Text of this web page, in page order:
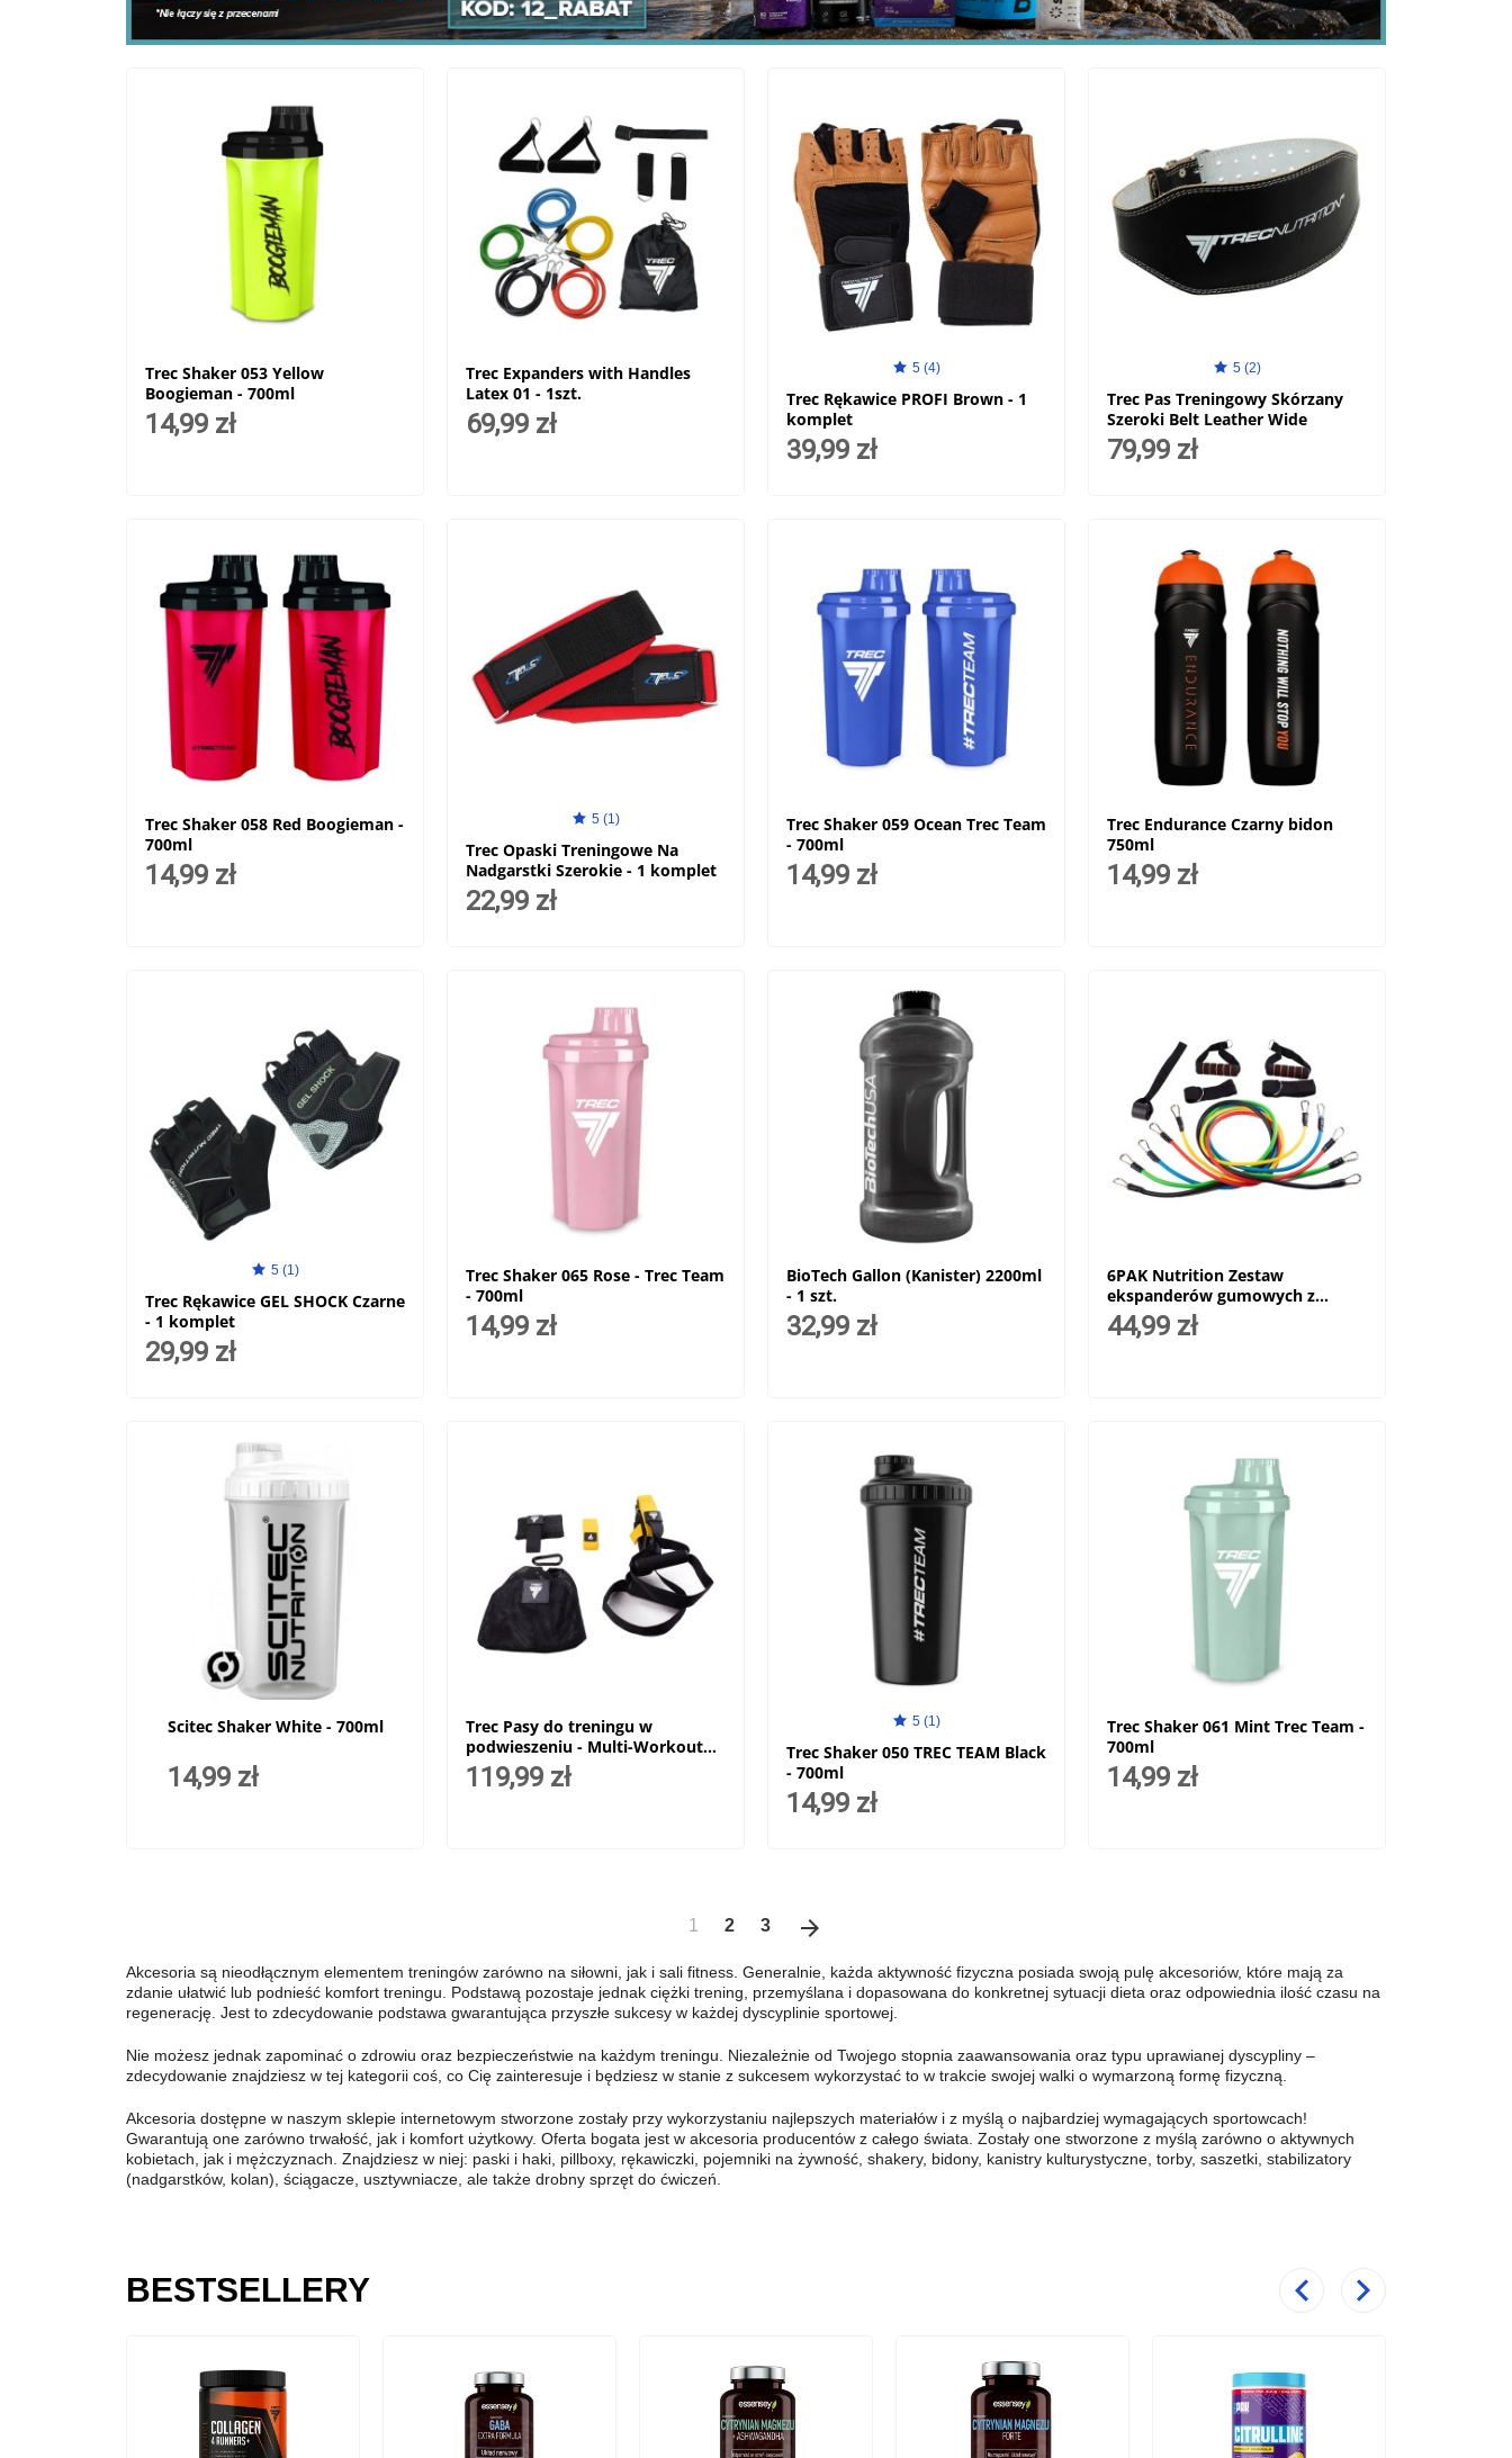
Trec Shaker 053 Yellow
Boogieman - 700ml
14,99 zł
Trec Expanders with Handles
Latex 01 - 1szt.
69,99 zł
5 (4)
Trec Rękawice PROFI Brown - 1
komplet
39,99 zł
5 (2)
Trec Pas Treningowy Skórzany
Szeroki Belt Leather Wide
79,99 zł
Trec Shaker 058 Red Boogieman -
700ml
14,99 zł
5 (1)
Trec Opaski Treningowe Na
Nadgarstki Szerokie - 1 komplet
22,99 zł
Trec Shaker 059 Ocean Trec Team
- 700ml
14,99 zł
Trec Endurance Czarny bidon
750ml
14,99 zł
5 (1)
Trec Rękawice GEL SHOCK Czarne
- 1 komplet
29,99 zł
Trec Shaker 065 Rose - Trec Team
- 700ml
14,99 zł
BioTech Gallon (Kanister) 2200ml
- 1 szt.
32,99 zł
6PAK Nutrition Zestaw
ekspanderów gumowych z
uchwytami TPE 02
44,99 zł
Scitec Shaker White - 700ml
14,99 zł
Trec Pasy do treningu w
podwieszeniu - Multi-Workout
Straps P2 021 - Żółty
119,99 zł
5 (1)
Trec Shaker 050 TREC TEAM Black
- 700ml
14,99 zł
Trec Shaker 061 Mint Trec Team -
700ml
14,99 zł
1 2 3 arrow_forward
Akcesoria są nieodłącznym elementem treningów zarówno na siłowni, jak i sali fitness. Generalnie, każda aktywność fizyczna posiada swoją pulę akcesoriów, które mają za
zdanie ułatwić lub podnieść komfort treningu. Podstawą pozostaje jednak ciężki trening, przemyślana i dopasowana do konkretnej sytuacji dieta oraz odpowiednia ilość czasu na
regenerację. Jest to zdecydowanie podstawa gwarantująca przyszłe sukcesy w każdej dyscyplinie sportowej.
Nie możesz jednak zapominać o zdrowiu oraz bezpieczeństwie na każdym treningu. Niezależnie od Twojego stopnia zaawansowania oraz typu uprawianej dyscypliny –
zdecydowanie znajdziesz w tej kategorii coś, co Cię zainteresuje i będziesz w stanie z sukcesem wykorzystać to w trakcie swojej walki o wymarzoną formę fizyczną.
Akcesoria dostępne w naszym sklepie internetowym stworzone zostały przy wykorzystaniu najlepszych materiałów i z myślą o najbardziej wymagających sportowcach!
Gwarantują one zarówno trwałość, jak i komfort użytkowy. Oferta bogata jest w akcesoria producentów z całego świata. Zostały one stworzone z myślą zarówno o aktywnych
kobietach, jak i mężczyznach. Znajdziesz w niej: paski i haki, pillboxy, rękawiczki, pojemniki na żywność, shakery, bidony, kanistry kulturystyczne, torby, saszetki, stabilizatory
(nadgarstków, kolan), ściągacze, usztywniacze, ale także drobny sprzęt do ćwiczeń.
BESTSELLERY PoprzedniNastępny